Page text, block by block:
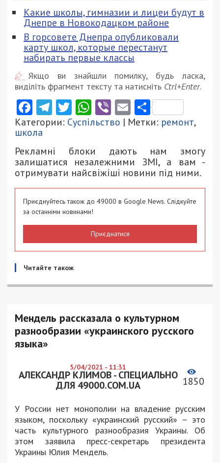
Какие школы, гимназии и лицеи будут в
Днепре в Новокодацком районе
В горсовете Днепра опубликовали
карту школ, которые перестанут
набирать первые классы
Якщо ви знайшли помилку, будь ласка,
виділіть фрагмент тексту та натисніть Ctrl+Enter.
Facebook
Telegram
Twitter
WhatsApp
ViberEmail
Категории: Суспільство | Метки: ремонт,
школа
Рекламні блоки дають нам змогу
залишатися незалежними ЗМІ, а вам -
отримувати найсвіжіші новини під ними.
Приєднуйтесь також до 49000 в Google News. Слідкуйте
за останніми новинами!
Приєднатися
Читайте також
Мендель рассказала о культурном
разнообразии «украинского русского
языка»
5/04/2021 - 11:31
АЛЕКСАНДР КЛИМОВ - СПЕЦИАЛЬНО
ДЛЯ 49000.COM.UA
1850
У России нет монополии на владение русским
языком, поскольку «украинский русский» – это
часть культурного разнообразия Украины. Об
этом заявила пресс-секретарь президента
Украины Юлия Мендель.